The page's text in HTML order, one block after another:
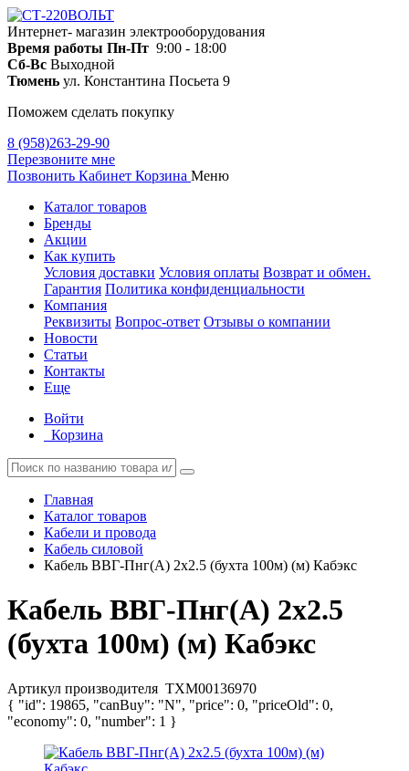
Интернет- магазин электрооборудования
Время работы Пн-Пт 9:00 - 18:00
Сб-Вс Выходной
Тюмень ул. Константина Посьета 9
Поможем сделать покупку
8 (958)263-29-90
Перезвоните мне
Позвонить Кабинет Корзина Меню
Каталог товаров
Бренды
Акции
Как купить
Условия доставки Условия оплаты Возврат и обмен.
Гарантия Политика конфиденциальности
Компания
Реквизиты Вопрос-ответ Отзывы о компании
Новости
Статьи
Контакты
Еще
Войти
Корзина
Главная
Каталог товаров
Кабели и провода
Кабель силовой
Кабель ВВГ-Пнг(А) 2х2.5 (бухта 100м) (м) Кабэкс
Кабель ВВГ-Пнг(А) 2х2.5
(бухта 100м) (м) Кабэкс
Артикул производителя ТХМ00136970
{ "id": 19865, "canBuy": "N", "price": 0, "priceOld": 0,
"economy": 0, "number": 1 }